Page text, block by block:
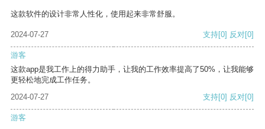
这款软件的设计非常人性化，使用起来非常舒服。
2024-07-27 支持[0] 反对[0]
游客
这款app是我工作上的得力助手，让我的工作效率提高了50%，让我能够
更轻松地完成工作任务。
2024-07-27
支持[0] 反对[0]
游客